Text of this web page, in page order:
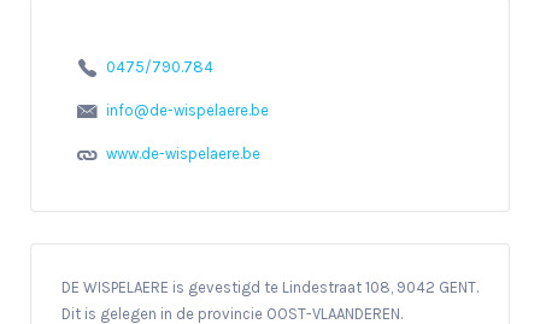
0475/790.784
info@de-wispelaere.be
www.de-wispelaere.be
DE WISPELAERE is gevestigd te Lindestraat 108, 9042 GENT.
Dit is gelegen in de provincie OOST-VLAANDEREN.